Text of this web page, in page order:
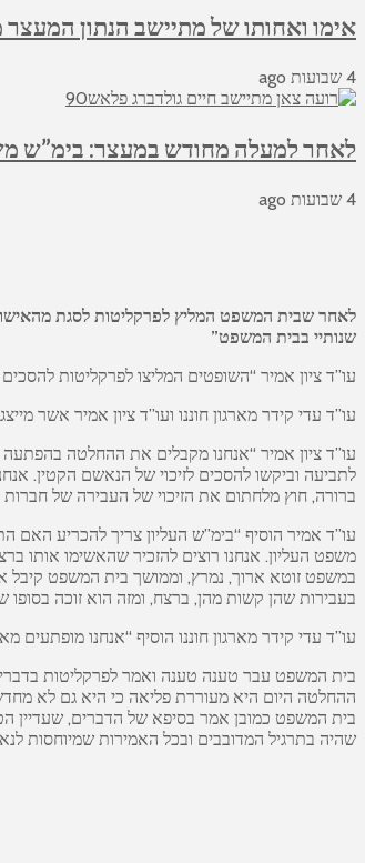
אימו ואחותו של מתיישב הנתון
4 שבועות ago
לאחר למעלה מחודש במעצר: בימ”ש
4 שבועות ago
לאחר שבית המשפט המליץ לפרקליטות לסגת
שנותיי בבית המשפט”
עו”ד ציון אמיר “השופטים המליצו לפרקליטות להסכים לזיכוי הקטין ועשו
עו”ד עדי קידר מארגון חוננו ועו”ד ציון אמיר
עו”ד ציון אמיר “אנחנו מקבלים את ההחלטה
ברורה, חוץ מלחתום את הזיכוי של העבירה של חברות
משפט העליון. אנחנו רוצים להזכיר שהאשימו אותו
במשפט זוטא ארוך, נמרץ, וממושך בית המשפט קיבל
בעבירות שהן קשות מהן, ברצח, ומזה הוא זוכה בסופו
עו”ד עדי קידר מארגון חוננו הוסיף “אנחנו
בית המשפט עבר טענה טענה ואמר לפרקליטות
ההחלטה היום היא מעוררת פליאה כי היא גם לא
בית המשפט כמובן אמר בסיפא של הדברים, שעדיין
שהיה בתרגיל המדובבים ובכל האמירות שמיוחסות